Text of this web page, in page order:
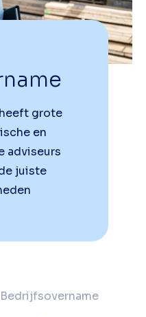
grote
en
adviseurs
juiste
Bedrijfsovername